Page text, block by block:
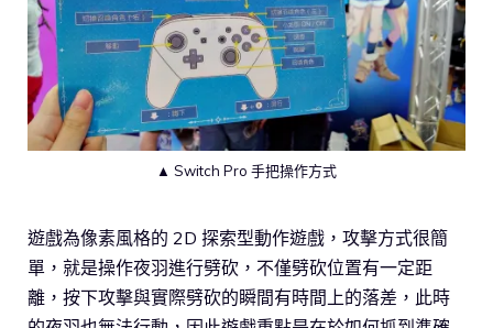
▲ Switch Pro 手把操作方式
遊戲為像素風格的 2D 探索型動作遊戲，攻擊方式很簡
單，就是操作夜羽進行劈砍，不僅劈砍位置有一定距
離，按下攻擊與實際劈砍的瞬間有時間上的落差，此時